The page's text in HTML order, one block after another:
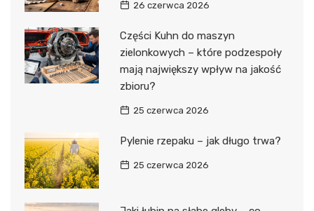
26 czerwca 2026
Części Kuhn do maszyn
zielonkowych – które podzespoły
mają największy wpływ na jakość
zbioru?
25 czerwca 2026
Pylenie rzepaku – jak długo trwa?
25 czerwca 2026